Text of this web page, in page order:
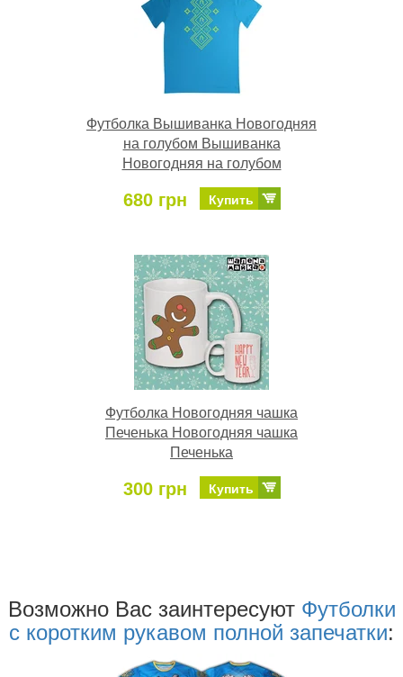
Футболка Вышиванка Новогодняя
на голубом Вышиванка
Новогодняя на голубом
680 грн Купить
Футболка Новогодняя чашка
Печенька Новогодняя чашка
Печенька
300 грн Купить
Возможно Ваc заинтересуют Футболки
с коротким рукавом полной запечатки: